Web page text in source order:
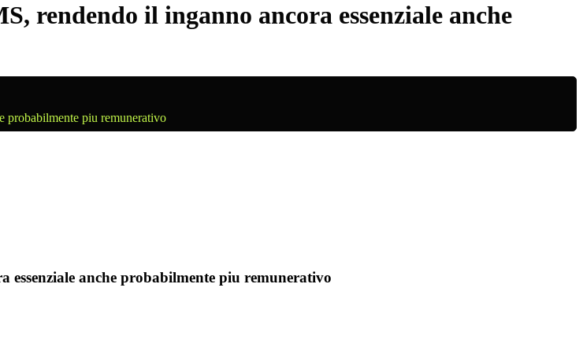
rendendo il inganno ancora essenziale anche
probabilmente piu remunerativo
anche probabilmente piu remunerativo